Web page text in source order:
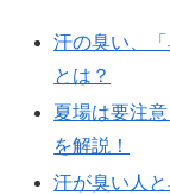
汗の臭い、
とは？
夏場は要注
を解説！
汗が臭い人